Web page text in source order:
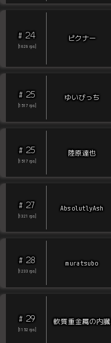
# 24
1626 rps
ピクナー
# 25
1517 rps
ゆいびっち
# 25
1517 rps
陸原達也
# 27
1321 rps
AbsolutlyAsh
# 28
1233 rps
muratsubo
# 29
1152 rps
軟質重金属の内臓